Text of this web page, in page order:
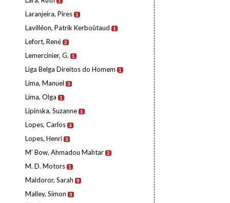
Laranjeira, Pires 1
Lavilléon, Patrik Kerboûtaud 1
Lefort, René 2
Lemercinier, G. 1
Liga Belga Direitos do Homem 1
Lima, Manuel 3
Lima, Olga 1
Lipinska, Suzanne 1
Lopes, Carlos 3
Lopes, Henri 3
M' Bow, Ahmadou Mahtar 2
M. D. Motors 1
Maldoror, Sarah 9
Malley, Simon 3